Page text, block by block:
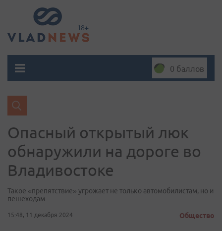
0 баллов
Опасный открытый люк
обнаружили на дороге во
Владивостоке
Такое «препятствие» угрожает не только автомобилистам, но и
пешеходам
15:48, 11 декабря 2024 Общество